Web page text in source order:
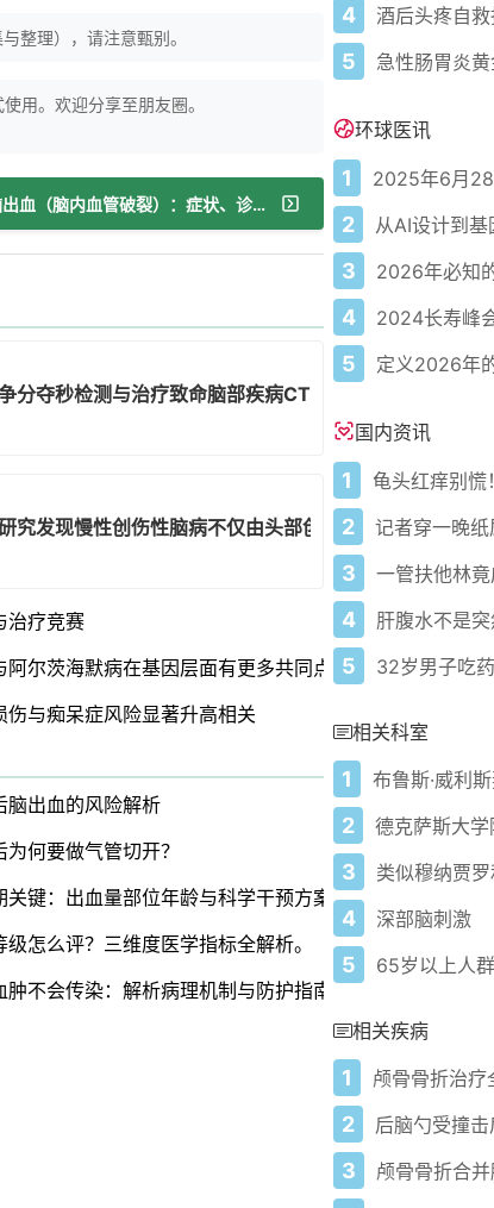
整理），请注意甄别。
用。欢迎分享至朋友圈。
下一篇：脑出血（脑内血管破裂）：症状、诊断与治疗
分夺秒检测与治疗致命脑部疾病CTE的背后
究发现慢性创伤性脑病不仅由头部创伤引起
治疗竞赛
尔茨海默病在基因层面有更多共同点
伤与痴呆症风险显著升高相关
脑出血的风险解析
何要做气管切开？
键：出血量部位年龄与科学干预方案
怎么评？三维度医学指标全解析。
不会传染：解析病理机制与防护指南
4
5
环球医讯
1 2025年6月
2
3 2026年必知
4 2024长寿峰
5
国内资讯
1
2
3
4
5
相关科室
1
2
3
4 深部脑刺激
5
相关疾病
1
2 后脑勺受撞
3